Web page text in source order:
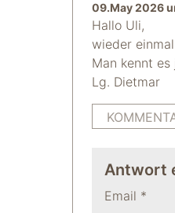
09.May 2026
Hallo Uli,
wieder
Man kennt
Lg. Dietmar
Antwort
Email *